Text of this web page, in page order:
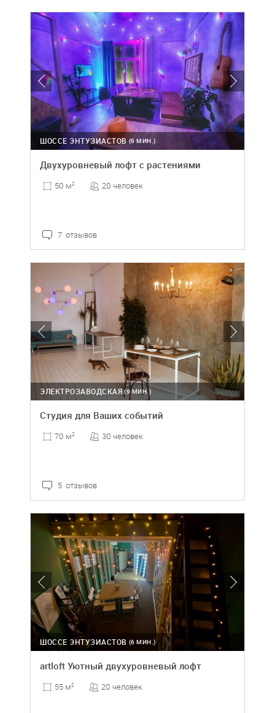
(6 МИН.)
ШОССЕ ЭНТУЗИАСТОВ
Двухуровневый лофт с растениями
50 м2 20 человек
7 отзывов
(9 МИН.)
ЭЛЕКТРОЗАВОДСКАЯ
Студия для Ваших событий
70 м2 30 человек
5 отзывов
(6 МИН.)
ШОССЕ ЭНТУЗИАСТОВ
artloft Уютный двухуровневый лофт
55 м2 20 человек